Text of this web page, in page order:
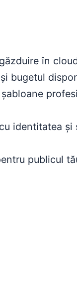
în
bugetul
identitatea și
publicul